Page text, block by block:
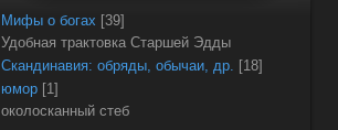
Мифы о богах [39]
Удобная трактовка Старшей Эдды
Скандинавия: обряды, обычаи, др. [18]
юмор [1]
околосканный стеб